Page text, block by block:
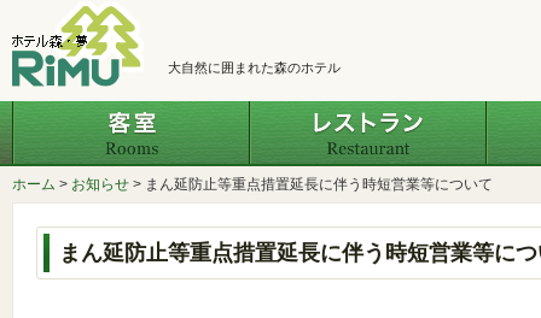
大自然に囲まれた森のホテル
客室 レスト
ホーム > お知らせ > まん延防止等重点措置延長に伴う時短営業等について
まん延防止等重点措置延長に伴う時短営業等に